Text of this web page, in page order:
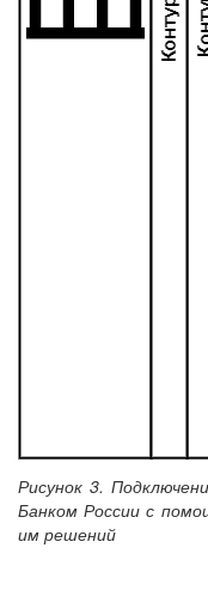
Рисунок 3.
Банком России с
им решений